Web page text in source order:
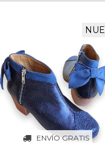
ENVÍO GRATIS